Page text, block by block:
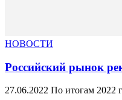
НОВОСТИ
Российский рынок
27.06.2022 По итогам 2022